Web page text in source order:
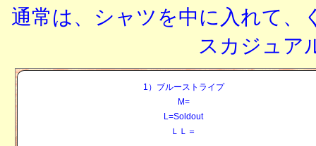
通常は、シャツを中に入れて
スカジュア
1）ブルーストライプ
M=
L=Soldout
ＬＬ＝